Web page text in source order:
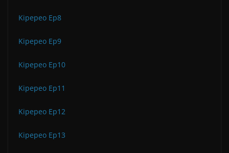
Kipepeo Ep8
Kipepeo Ep9
Kipepeo Ep10
Kipepeo Ep11
Kipepeo Ep12
Kipepeo Ep13